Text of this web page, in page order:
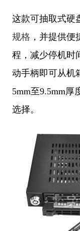
这款可抽取式硬
规格 ，并提供
程，减少停机时
动手柄即可从机
5mm至9.5mm
选择。